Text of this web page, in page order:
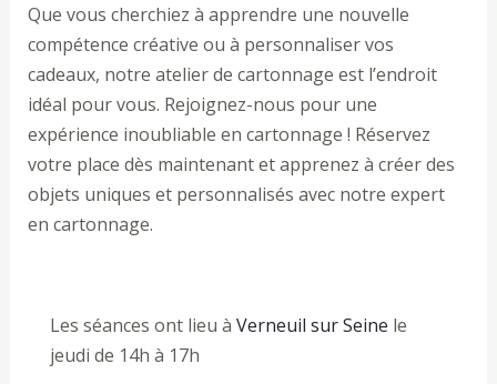
Que vous cherchiez à apprendre une nouvelle
compétence créative ou à personnaliser vos
cadeaux, notre atelier de cartonnage est l’endroit
idéal pour vous. Rejoignez-nous pour une
expérience inoubliable en cartonnage ! Réservez
votre place dès maintenant et apprenez à créer des
objets uniques et personnalisés avec notre expert
en cartonnage.
Les séances ont lieu à Verneuil sur Seine le
jeudi de 14h à 17h